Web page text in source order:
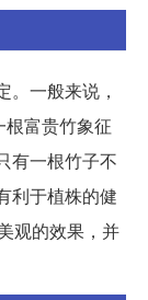
一般来说，
富贵竹象征
有一根竹子不
利于植株的健
观的效果，并